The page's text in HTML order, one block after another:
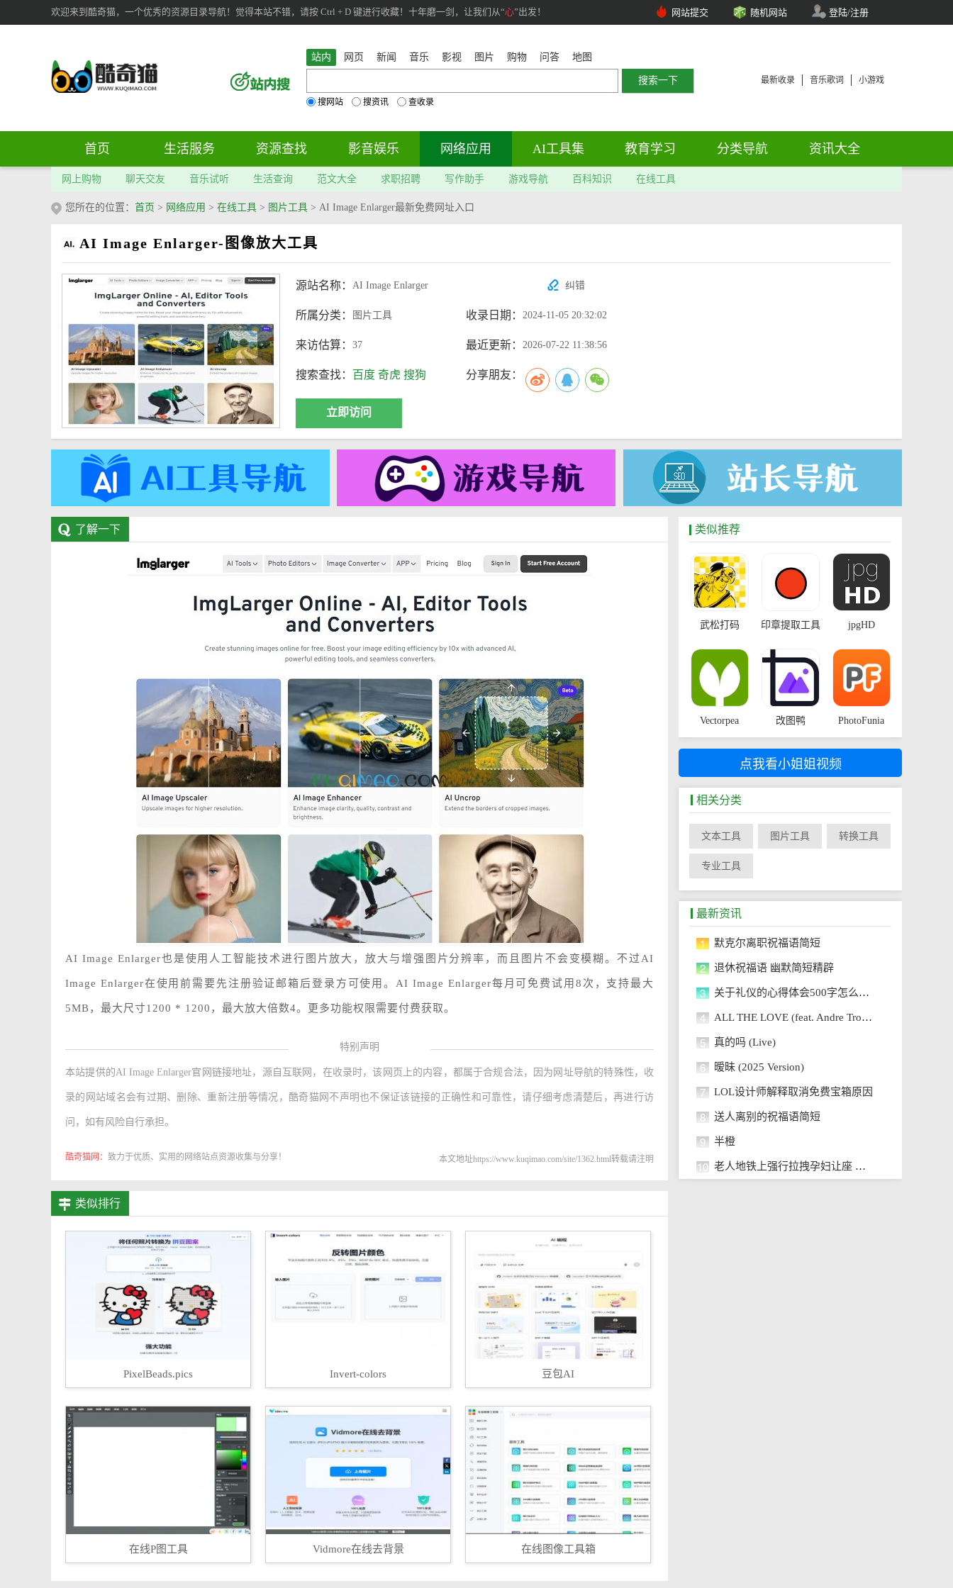
欢迎来到酷奇猫，一个优秀的资源目录导航！觉得本站不错，请按 Ctrl + D 键进行收藏！十年磨一剑，让我们从“心”出发！ 网站提交 随机网站 登陆/注册
站内 网页 新闻 音乐 影视 图片 购物 问答 地图
搜网站 搜资讯 查收录
最新收录 音乐歌词 小游戏
首页 生活服务 资源查找 影音娱乐 网络应用 AI工具集 教育学习 分类导航 资讯大全
网上购物 聊天交友 音乐试听 生活查询 范文大全 求职招聘 写作助手 游戏导航 百科知识 在线工具
您所在的位置： 首页 > 网络应用 > 在线工具 > 图片工具 > AI Image Enlarger最新免费网址入口
AI Image Enlarger-图像放大工具
源站名称： AI Image Enlarger 纠错
所属分类： 图片工具 收录日期： 2024-11-05 20:32:02
来访估算： 37 最近更新： 2026-07-22 11:38:56
搜索查找： 百度 奇虎 搜狗 分享朋友：
立即访问
了解一下
AI Image Enlarger也是使用人工智能技术进行图片放大，放大与增强图片分辨率，而且图片不会变模糊。不过AI
Image Enlarger在使用前需要先注册验证邮箱后登录方可使用。AI Image Enlarger每月可免费试用8次，支持最大
5MB，最大尺寸1200 * 1200，最大放大倍数4。更多功能权限需要付费获取。
特别声明
本站提供的AI Image Enlarger官网链接地址，源自互联网，在收录时，该网页上的内容，都属于合规合法，因为网址导航的特殊性，收
录的网站域名会有过期、删除、重新注册等情况，酷奇猫网不声明也不保证该链接的正确性和可靠性，请仔细考虑清楚后，再进行访
问，如有风险自行承担。
酷奇猫网： 致力于优质、实用的网络站点资源收集与分享！ 本文地址https://www.kuqimao.com/site/1362.html转载请注明
类似排行
PixelBeads.pics Invert-colors 豆包AI
在线P图工具 Vidmore在线去背景 在线图像工具箱
类似推荐
武松打码 印章提取工具 jpgHD
Vectorpea 改图鸭 PhotoFunia
点我看小姐姐视频
相关分类
文本工具 图片工具 转换工具
专业工具
最新资讯
1 默克尔离职祝福语简短
2 退休祝福语 幽默简短精辟
3 关于礼仪的心得体会500字怎么写 (8
4 ALL THE LOVE (feat. Andre Troutm
5 真的吗 (Live)
6 暧昧 (2025 Version)
7 LOL设计师解释取消免费宝箱原因
8 送人离别的祝福语简短
9 半橙
10 老人地铁上强行拉拽孕妇让座 网友：